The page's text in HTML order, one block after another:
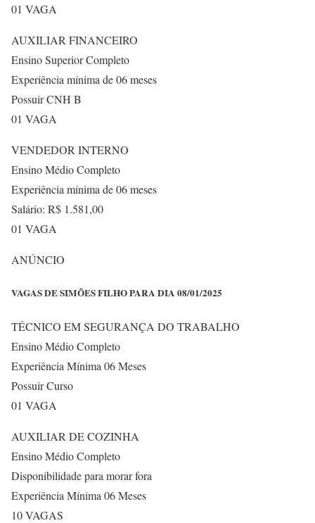
01 VAGA
AUXILIAR FINANCEIRO
Ensino Superior Completo
Experiência mínima de 06 meses
Possuir CNH B
01 VAGA
VENDEDOR INTERNO
Ensino Médio Completo
Experiência mínima de 06 meses
Salário: R$ 1.581,00
01 VAGA
ANÚNCIO
VAGAS DE SIMÕES FILHO PARA DIA 08/01/2025
TÉCNICO EM SEGURANÇA DO TRABALHO
Ensino Médio Completo
Experiência Mínima 06 Meses
Possuir Curso
01 VAGA
AUXILIAR DE COZINHA
Ensino Médio Completo
Disponibilidade para morar fora
Experiência Mínima 06 Meses
10 VAGAS